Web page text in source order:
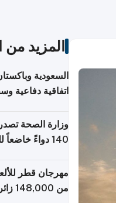
المزيد من
السعودية
اتفاقية دفاعية
وزارة الصحة
140 دواءً
مهرجان قطر
من 148,000 زائر